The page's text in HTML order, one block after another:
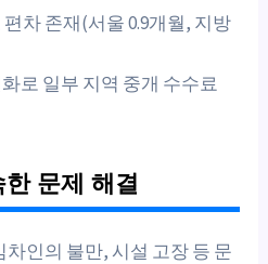
차 존재(서울 0.9개월, 지방
로 일부 지역 중개 수수료
문제 해결
차인의 불만, 시설 고장 등 문